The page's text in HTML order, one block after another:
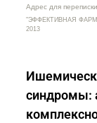
Адрес для
"ЭФФЕКТИВНАЯ
2013
синдромы: